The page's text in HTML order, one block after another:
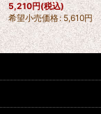
5,210円(税込)
希望小売価格: 5,610円